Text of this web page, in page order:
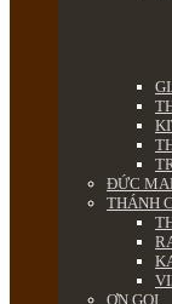
ĐỨC
THÁNH
ƠN GỌI